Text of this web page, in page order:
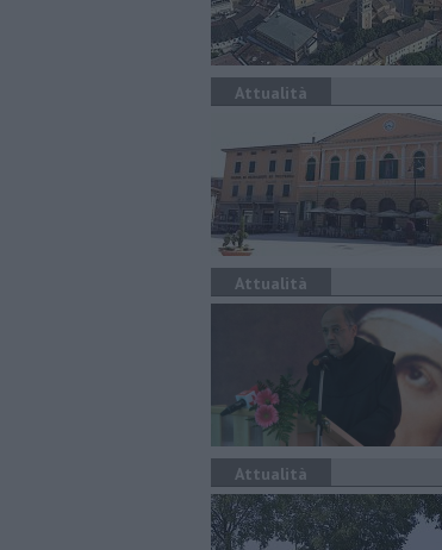
Attualità
Attualità
Attualità